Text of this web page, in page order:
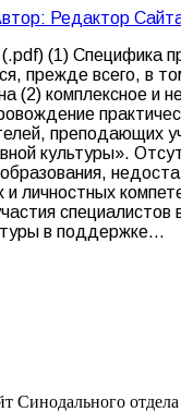
Редактор
(1) Специфика
прежде всего, в
(2) комплексное и
преподающих
культуры».
личностных
специалистов
в поддержке…
Синодального отдела